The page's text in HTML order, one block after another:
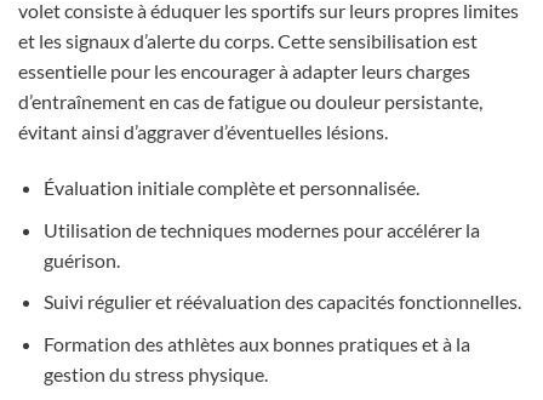
volet consiste à éduquer les sportifs sur leurs propres limites
et les signaux d’alerte du corps. Cette sensibilisation est
essentielle pour les encourager à adapter leurs charges
d’entraînement en cas de fatigue ou douleur persistante,
évitant ainsi d’aggraver d’éventuelles lésions.
Évaluation initiale complète et personnalisée.
Utilisation de techniques modernes pour accélérer la
guérison.
Suivi régulier et réévaluation des capacités fonctionnelles.
Formation des athlètes aux bonnes pratiques et à la
gestion du stress physique.